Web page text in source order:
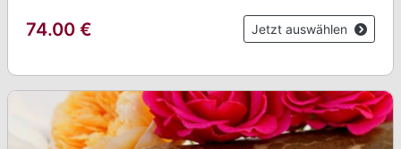
74.00 € Jetzt auswählen